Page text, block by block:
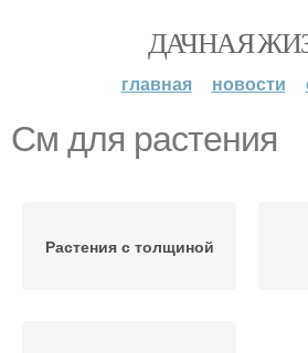
ДАЧНАЯ
главная новости
См для растения
Растения с толщиной